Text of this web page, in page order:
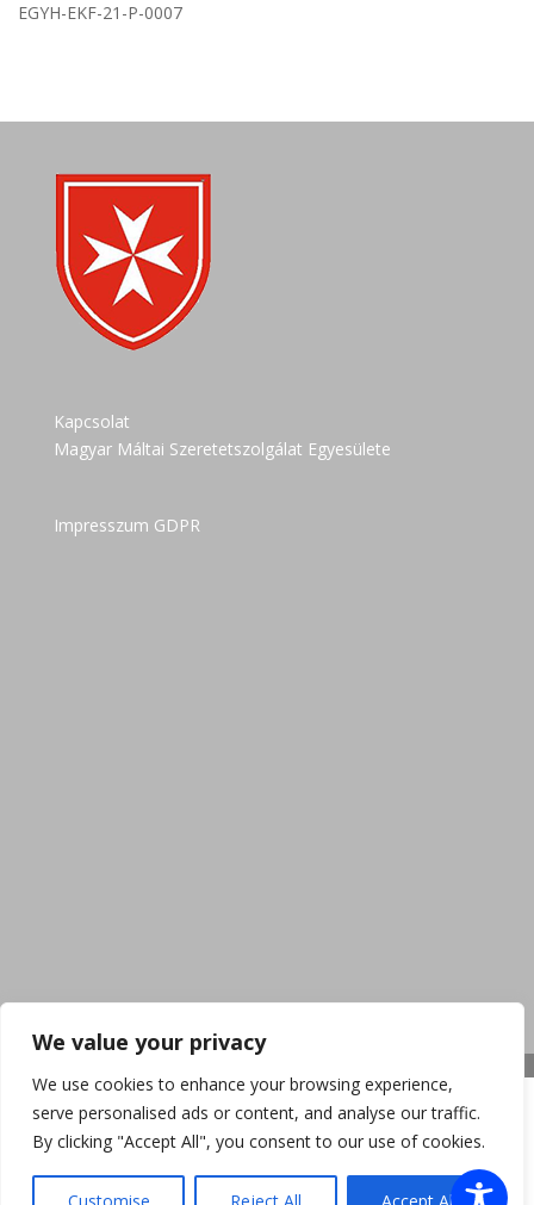
We value your privacy
We use cookies to enhance your browsing experience,
serve personalised ads or content, and analyse our traffic.
By clicking "Accept All", you consent to our use of cookies.
EGYH-EKF-21-P-0007
Kapcsolat
Magyar Máltai Szeretetszolgálat Egyesülete
Impresszum GDPR